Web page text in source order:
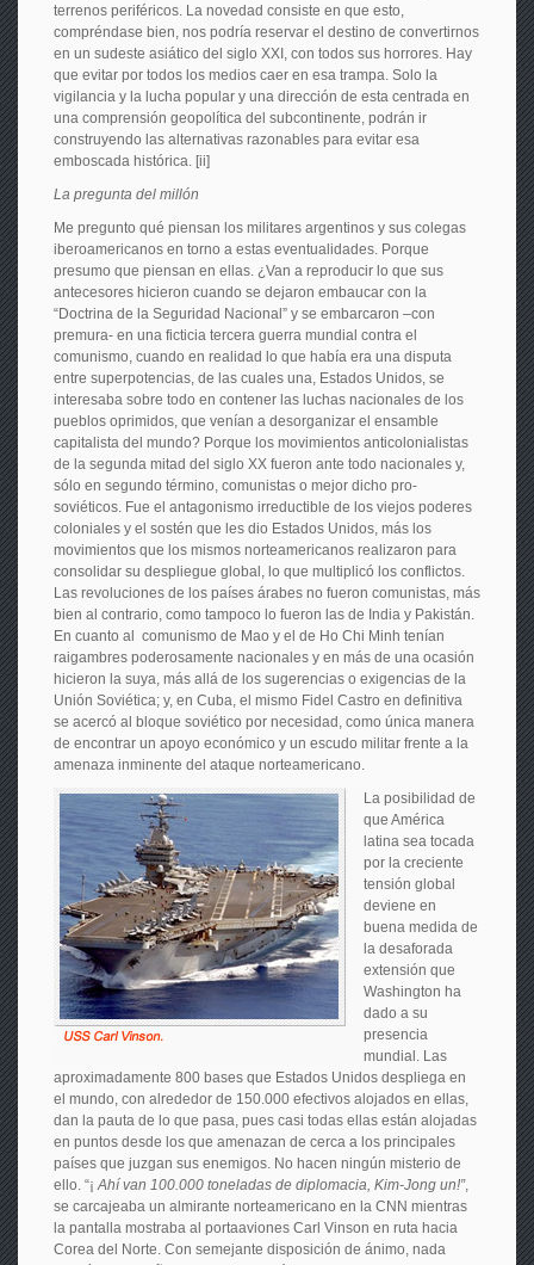
terrenos periféricos. La novedad consiste en que esto,
compréndase bien, nos podría reservar el destino de convertirnos
en un sudeste asiático del siglo XXI, con todos sus horrores. Hay
que evitar por todos los medios caer en esa trampa. Solo la
vigilancia y la lucha popular y una dirección de esta centrada en
una comprensión geopolítica del subcontinente, podrán ir
construyendo las alternativas razonables para evitar esa
emboscada histórica. [ii]
La pregunta del millón
Me pregunto qué piensan los militares argentinos y sus colegas
iberoamericanos en torno a estas eventualidades. Porque
presumo que piensan en ellas. ¿Van a reproducir lo que sus
antecesores hicieron cuando se dejaron embaucar con la
“Doctrina de la Seguridad Nacional” y se embarcaron –con
premura- en una ficticia tercera guerra mundial contra el
comunismo, cuando en realidad lo que había era una disputa
entre superpotencias, de las cuales una, Estados Unidos, se
interesaba sobre todo en contener las luchas nacionales de los
pueblos oprimidos, que venían a desorganizar el ensamble
capitalista del mundo? Porque los movimientos anticolonialistas
de la segunda mitad del siglo XX fueron ante todo nacionales y,
sólo en segundo término, comunistas o mejor dicho pro-
soviéticos. Fue el antagonismo irreductible de los viejos poderes
coloniales y el sostén que les dio Estados Unidos, más los
movimientos que los mismos norteamericanos realizaron para
consolidar su despliegue global, lo que multiplicó los conflictos.
Las revoluciones de los países árabes no fueron comunistas, más
bien al contrario, como tampoco lo fueron las de India y Pakistán.
En cuanto al comunismo de Mao y el de Ho Chi Minh tenían
raigambres poderosamente nacionales y en más de una ocasión
hicieron la suya, más allá de los sugerencias o exigencias de la
Unión Soviética; y, en Cuba, el mismo Fidel Castro en definitiva
se acercó al bloque soviético por necesidad, como única manera
de encontrar un apoyo económico y un escudo militar frente a la
amenaza inminente del ataque norteamericano.
La posibilidad de
que América
latina sea tocada
por la creciente
tensión global
deviene en
buena medida de
la desaforada
extensión que
Washington ha
dado a su
presencia
mundial. Las
aproximadamente 800 bases que Estados Unidos despliega en
el mundo, con alrededor de 150.000 efectivos alojados en ellas,
dan la pauta de lo que pasa, pues casi todas ellas están alojadas
en puntos desde los que amenazan de cerca a los principales
países que juzgan sus enemigos. No hacen ningún misterio de
ello. “¡ Ahí van 100.000 toneladas de diplomacia, Kim-Jong un!”,
se carcajeaba un almirante norteamericano en la CNN mientras
la pantalla mostraba al portaaviones Carl Vinson en ruta hacia
Corea del Norte. Con semejante disposición de ánimo, nada